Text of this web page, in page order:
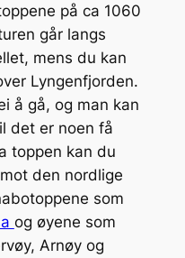
på ca 1060
går langs
mens du kan
Lyngenfjorden.
å gå, og man kan
det er noen få
toppen kan du
den nordlige
som
og øyene som
Arnøy og